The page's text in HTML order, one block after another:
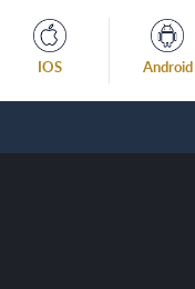
IOS Android